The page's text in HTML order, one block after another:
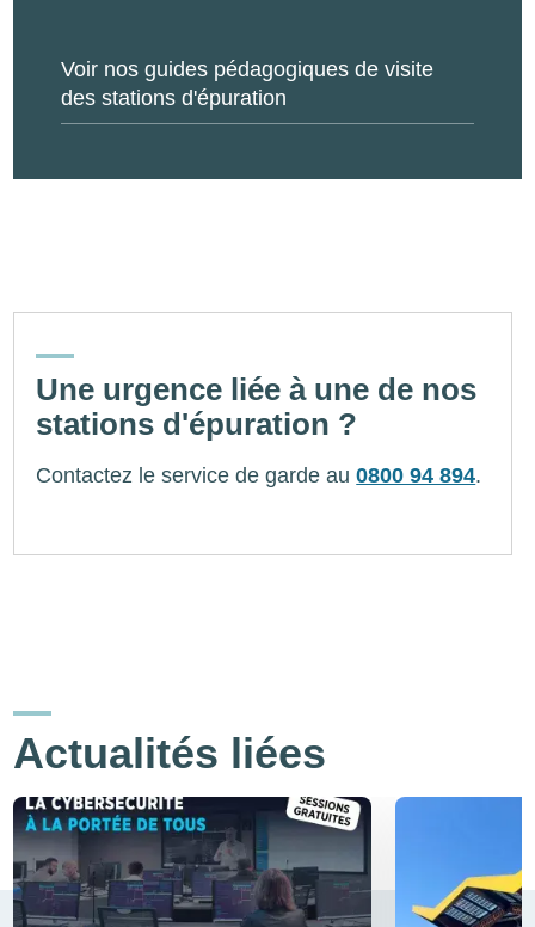
Voir nos guides pédagogiques de visite
des stations d'épuration
Une urgence liée à une de nos
stations d'épuration ?
Contactez le service de garde au0800 94 894.
Actualités liées